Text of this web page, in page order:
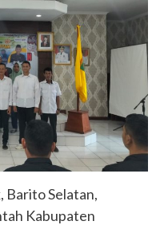
Barito Selatan,
Kabupaten